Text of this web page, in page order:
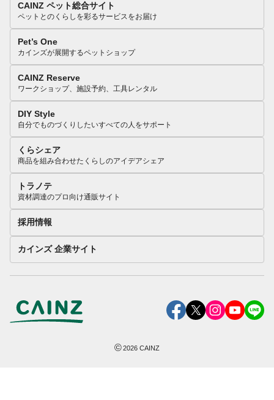
CAINZ ペット総合サイト
ペットとのくらしを彩るサービスをお届け
Pet’s One
カインズが展開するペットショップ
CAINZ Reserve
ワークショップ、施設予約、工具レンタル
DIY Style
自分でものづくりしたいすべての人をサポート
くらシェア
商品を組み合わせたくらしのアイデアシェア
トラノテ
資材調達のプロ向け通販サイト
採用情報
カインズ 企業サイト
©2026 CAINZ